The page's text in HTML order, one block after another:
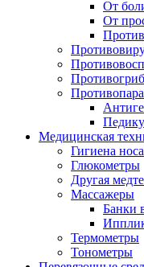
От
От
Медицинская
Гигиена носа
Глюкометры
Другая
Массажеры
Банки
Термометры
Тонометры